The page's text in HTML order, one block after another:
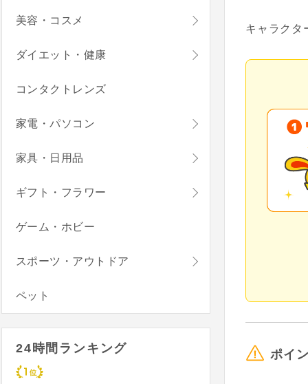
キャラクタ
ポイ
美容・コスメ
ダイエット・健康
コンタクトレンズ
家電・パソコン
家具・日用品
ギフト・フラワー
ゲーム・ホビー
スポーツ・アウトドア
ペット
24時間ランキング